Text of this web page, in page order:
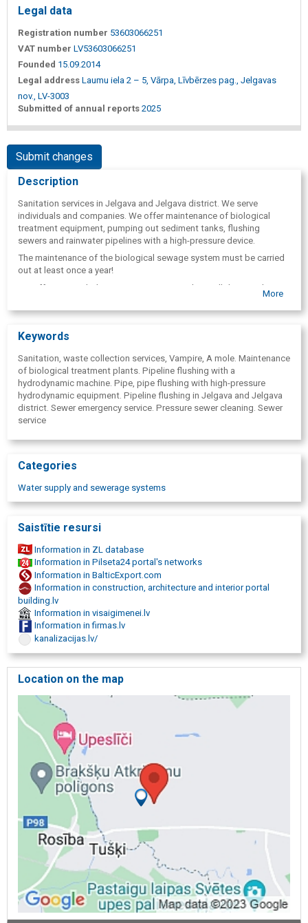
Legal data
Registration number 53603066251
VAT number LV53603066251
Founded 15.09.2014
Legal address Laumu iela 2 – 5, Vārpa, Līvbērzes pag., Jelgavas
nov., LV-3003
Submitted of annual reports 2025
Submit changes
Description
Sanitation services in Jelgava and Jelgava district. We serve
individuals and companies. We offer maintenance of biological
treatment equipment, pumping out sediment tanks, flushing
sewers and rainwater pipelines with a high-pressure device.
The maintenance of the biological sewage system must be carried
out at least once a year!
We offer to conclude a service contract and we will do everything
for you - we will wash, remove all excess and, if necessary, we will
also repair the equipment!
More
Keywords
Sanitation, waste collection services, Vampire, A mole. Maintenance
of biological treatment plants. Pipeline flushing with a
hydrodynamic machine. Pipe, pipe flushing with high-pressure
hydrodynamic equipment. Pipeline flushing in Jelgava and Jelgava
district. Sewer emergency service. Pressure sewer cleaning. Sewer
service
Categories
Water supply and sewerage systems
Saistītie resursi
Information in ZL database
Information in Pilseta24 portal's networks
Information in BalticExport.com
Information in construction, architecture and interior portal
building.lv
Information in visaigimenei.lv
Information in firmas.lv
kanalizacijas.lv/
Location on the map